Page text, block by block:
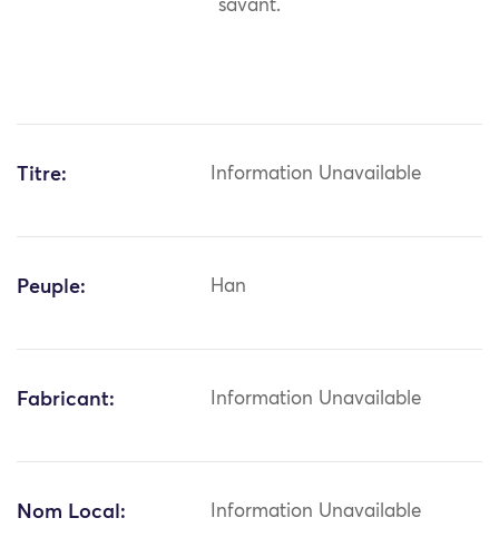
savant.
Titre: Information Unavailable
Peuple: Han
Fabricant: Information Unavailable
Nom Local: Information Unavailable